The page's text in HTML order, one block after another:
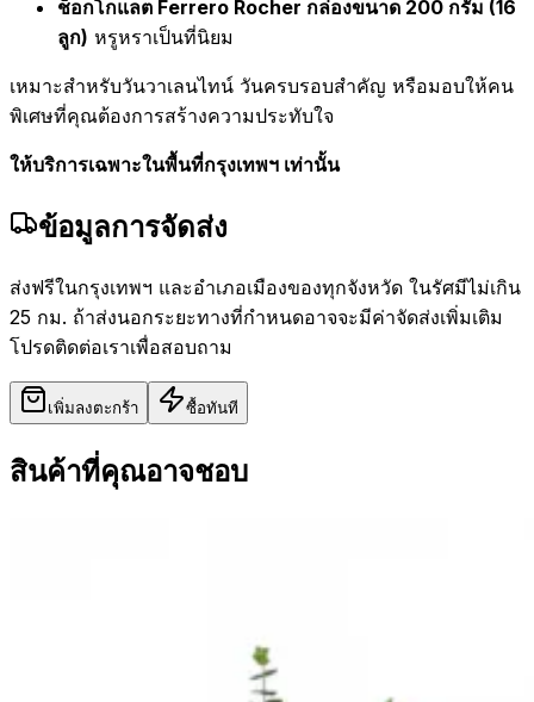
ช็อกโกแลต Ferrero Rocher กล่องขนาด 200 กรัม (16
ลูก) หรูหราเป็นที่นิยม
เหมาะสำหรับวันวาเลนไทน์ วันครบรอบสำคัญ หรือมอบให้คน
พิเศษที่คุณต้องการสร้างความประทับใจ
ให้บริการเฉพาะในพื้นที่กรุงเทพฯ เท่านั้น
ข้อมูลการจัดส่ง
ส่งฟรีในกรุงเทพฯ และอำเภอเมืองของทุกจังหวัด ในรัศมีไม่เกิน
25 กม. ถ้าส่งนอกระยะทางที่กำหนดอาจจะมีค่าจัดส่งเพิ่มเติม
โปรดติดต่อเราเพื่อสอบถาม
เพิ่มลงตะกร้า ซื้อทันที
สินค้าที่คุณอาจชอบ